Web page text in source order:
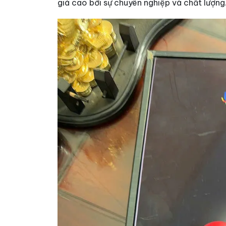
giá cao bởi sự chuyên nghiệp và chất